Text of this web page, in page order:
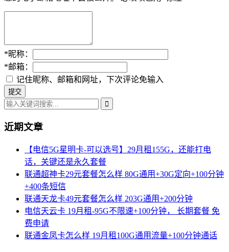
*昵称：
*邮箱：
记住昵称、邮箱和网址，下次评论免输入
近期文章
【电信5G星明卡-可以选号】29月租155G，还能打电
话，关键还是永久套餐
联通超神卡29元套餐怎么样 80G通用+30G定向+100分钟
+400条短信
联通天龙卡49元套餐怎么样 203G通用+200分钟
电信天云卡 19月租-95G不限速+100分钟， 长期套餐 免
费申请
联通金凤卡怎么样 19月租100G通用流量+100分钟通话